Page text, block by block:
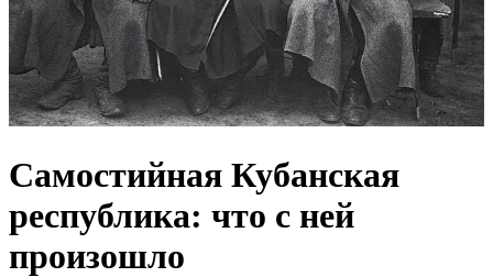
Самостийная Кубанская
республика: что с ней
произошло